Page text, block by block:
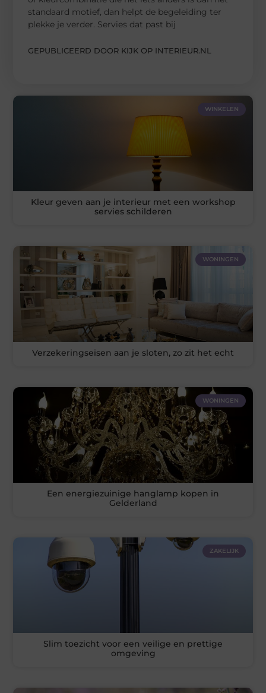
standaard motief, dan helpt de begeleiding ter
plekke je verder. Servies dat past bij
GEPUBLICEERD DOOR KIJK OP INTERIEUR.NL
WINKELEN
Kleur geven aan je interieur met een workshop
servies schilderen
WONINGEN
Verzekeringseisen aan je sloten, zo zit het echt
WONINGEN
Een energiezuinige hanglamp kopen in
Gelderland
ZAKELIJK
Slim toezicht voor een veilige en prettige
omgeving